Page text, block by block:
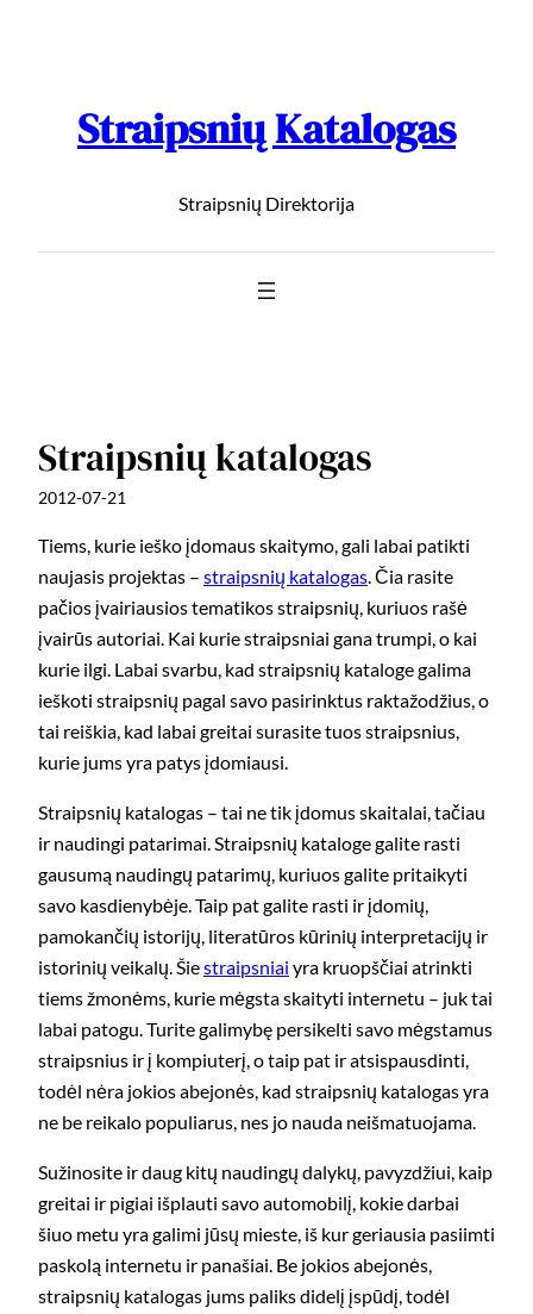
Straipsnių Katalogas
Straipsnių Direktorija
Straipsnių katalogas
2012-07-21
Tiems, kurie ieško įdomaus skaitymo, gali labai patikti
naujasis projektas – straipsnių katalogas. Čia rasite
pačios įvairiausios tematikos straipsnių, kuriuos rašė
įvairūs autoriai. Kai kurie straipsniai gana trumpi, o kai
kurie ilgi. Labai svarbu, kad straipsnių kataloge galima
ieškoti straipsnių pagal savo pasirinktus raktažodžius, o
tai reiškia, kad labai greitai surasite tuos straipsnius,
kurie jums yra patys įdomiausi.
Straipsnių katalogas – tai ne tik įdomus skaitalai, tačiau
ir naudingi patarimai. Straipsnių kataloge galite rasti
gausumą naudingų patarimų, kuriuos galite pritaikyti
savo kasdienybėje. Taip pat galite rasti ir įdomių,
pamokančių istorijų, literatūros kūrinių interpretacijų ir
istorinių veikalų. Šiestraipsniai yra kruopščiai atrinkti
tiems žmonėms, kurie mėgsta skaityti internetu – juk tai
labai patogu. Turite galimybę persikelti savo mėgstamus
straipsnius ir į kompiuterį, o taip pat ir atsispausdinti,
todėl nėra jokios abejonės, kad straipsnių katalogas yra
ne be reikalo populiarus, nes jo nauda neišmatuojama.
Sužinosite ir daug kitų naudingų dalykų, pavyzdžiui, kaip
greitai ir pigiai išplauti savo automobilį, kokie darbai
šiuo metu yra galimi jūsų mieste, iš kur geriausia pasiimti
paskolą internetu ir panašiai. Be jokios abejonės,
straipsnių katalogas jums paliks didelį įspūdį, todėl